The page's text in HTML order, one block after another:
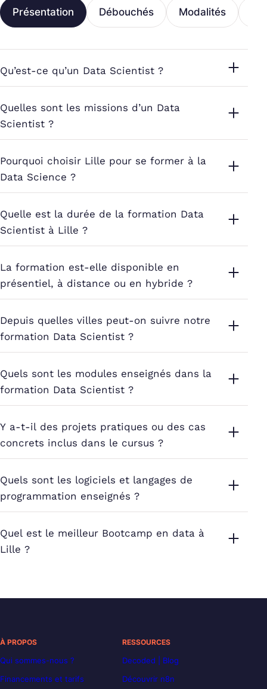
Présentation Débouchés Modalités
Qu’est-ce qu’un Data Scientist ?
Quelles sont les missions d’un Data
Scientist ?
Pourquoi choisir Lille pour se former à la
Data Science ?
Quelle est la durée de la formation Data
Scientist à Lille ?
La formation est-elle disponible en
présentiel, à distance ou en hybride ?
Depuis quelles villes peut-on suivre notre
formation Data Scientist ?
Quels sont les modules enseignés dans la
formation Data Scientist ?
Y a-t-il des projets pratiques ou des cas
concrets inclus dans le cursus ?
Quels sont les logiciels et langages de
programmation enseignés ?
Quel est le meilleur Bootcamp en data à
Lille ?
À PROPOS
Qui sommes-nous ?
Financements et tarifs
RESSOURCES
Decoded | Blog
Découvrir n8n